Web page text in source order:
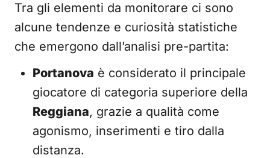
Tra gli elementi da monitorare ci sono
alcune tendenze e curiosità statistiche
che emergono dall’analisi pre-partita:
Portanova è considerato il principale
giocatore di categoria superiore della
Reggiana, grazie a qualità come
agonismo, inserimenti e tiro dalla
distanza.